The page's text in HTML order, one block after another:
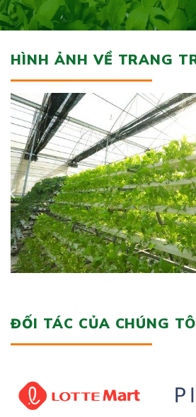
HÌNH ẢNH VỀ TRANG
ĐỐI TÁC CỦA CHÚNG